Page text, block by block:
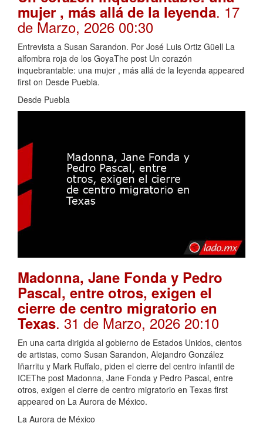
mujer , más allá de la leyenda. 17
de Marzo, 2026 00:30
Entrevista a Susan Sarandon. Por José Luis Ortiz Güell La
alfombra roja de los GoyaThe post Un corazón
inquebrantable: una mujer , más allá de la leyenda appeared
first on Desde Puebla.
Desde Puebla
Madonna, Jane Fonda y Pedro
Pascal, entre otros, exigen el
cierre de centro migratorio en
Texas. 31 de Marzo, 2026 20:10
En una carta dirigida al gobierno de Estados Unidos, cientos
de artistas, como Susan Sarandon, Alejandro González
Iñarritu y Mark Ruffalo, piden el cierre del centro infantil de
ICEThe post Madonna, Jane Fonda y Pedro Pascal, entre
otros, exigen el cierre de centro migratorio en Texas first
appeared on La Aurora de México.
La Aurora de México